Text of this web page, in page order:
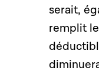
serait,
remplit